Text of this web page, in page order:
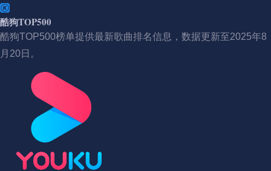
酷狗TOP500
酷狗TOP500榜单提供最新歌曲排名信息，数据更新至2025年8
月20日。